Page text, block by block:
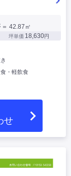
＝ 42.87㎡
坪単価 18,630円
・軽飲食
せ